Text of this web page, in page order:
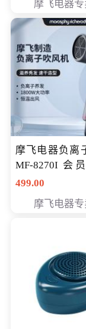
摩飞电器
摩飞电器负离
MF-8270I 会
369元
499.00
摩飞电器